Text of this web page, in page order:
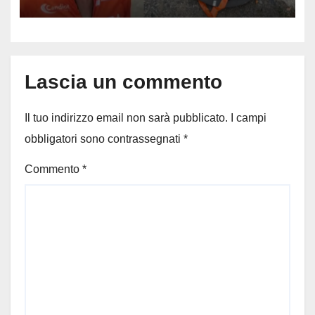
73enne, il racconto choc di un
ferito
Lascia un commento
Il tuo indirizzo email non sarà pubblicato.
I campi
obbligatori sono contrassegnati *
Commento *